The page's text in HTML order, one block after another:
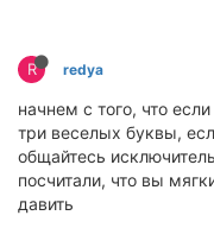
R redya
начнем с того, что
три веселых буквы,
общайтесь
посчитали, что вы
давить